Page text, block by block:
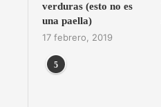
verduras (esto no es
una paella)
17 febrero, 2019
5